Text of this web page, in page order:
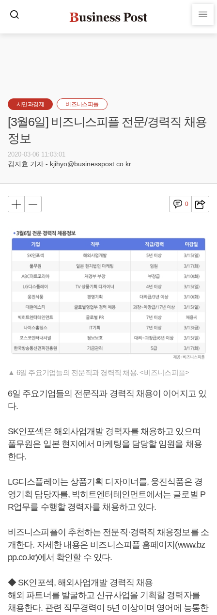
시민과경제 비즈니스피플
[3월6일] 비즈니스피플 전문/경력직 채용
정보
2020-03-06 11:03:01
김지효 기자 - kjihyo@businesspost.co.kr
0
▲ 6일 주요기업들의 전문직과 경력직 채용. <비즈니스피플>
6일 주요기업들의 전문직과 경력직 채용이 이어지고 있
다.
SK인포섹은 해외사업개발 경력자를 채용하고 있으며
풀무원은 일본 현지에서 마케팅을 담당할 임원을 채용
한다.
LG디스플레이는 상품기획 디자이너를, 웅진식품은 경
영기획 담당자를, 빅히트엔터테인먼트에서는 글로벌 P
R업무를 수행할 경력자를 채용하고 있다.
비즈니스피플이 추천하는 전문직·경력직 채용정보를 소
개한다. 자세한 내용은 비즈니스피플 홈페이지(www.bz
pp.co.kr)에서 확인할 수 있다.
◆ SK인포섹, 해외사업개발 경력직 채용
해외 파트너를 발굴하고 신규사업을 기획할 경력자를
채용한다. 관련 직무경력이 5년 이상이며 영어에 능통한